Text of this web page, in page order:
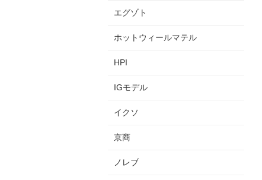
エグゾト
ホットウィールマテル
HPI
IGモデル
イクソ
京商
ノレブ